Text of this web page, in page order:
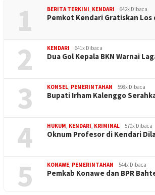
1 BERITA TERKINI KENDARI 642x Dibaca
Pemkot Kendari Gratiskan
2 KENDARI 641x Dibaca
Dua Gol Kepala BKN Warnai
3 KONSEL PEMERINTAHAN 598x Dibaca
Bupati Irham Kalenggo
4 HUKUM KENDARI KRIMINAL 570x Dibaca
Oknum Profesor di Kendari
5 KONAWE PEMERINTAHAN 544x Dibaca
Pemkab Konawe dan BPR